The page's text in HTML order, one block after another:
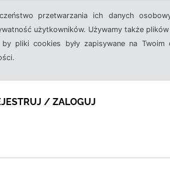
przetwarzania ich danych
użytkowników. Używamy także
pliki cookies były zapisywane na Twoim
/ ZALOGUJ